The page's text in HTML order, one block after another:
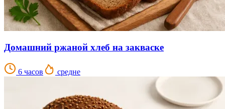
Домашний ржаной хлеб на закваске
6 часов средне